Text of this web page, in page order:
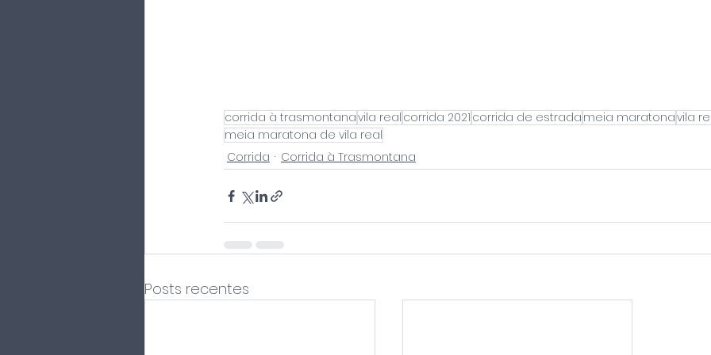
corrida à trasmontanavila real corrida 2021 corrida de estrada meia maratonavila
meia maratona de vila real
Corrida
Corrida à Trasmontana
Posts recentes